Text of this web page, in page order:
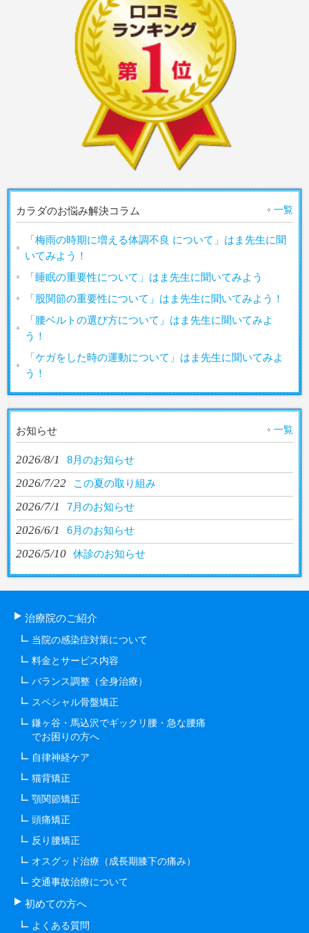
カラダのお悩み解決コラム 一覧
「梅雨の時期に増える体調不良 について」はま先生に聞
いてみよう！
「睡眠の重要性について」はま先生に聞いてみよう
「股関節の重要性について」はま先生に聞いてみよう！
「腰ベルトの選び方について」はま先生に聞いてみよ
う！
「ケガをした時の運動について」はま先生に聞いてみよ
う！
お知らせ 一覧
2026/8/1 8月のお知らせ
2026/7/22 この夏の取り組み
2026/7/1 7月のお知らせ
2026/6/1 6月のお知らせ
2026/5/10 休診のお知らせ
治療院のご紹介
当院の感染症対策について
料金とサービス内容
バランス調整（全身治療）
スペシャル骨盤矯正
鎌ヶ谷・馬込沢でギックリ腰・急な腰痛
でお困りの方へ
自律神経ケア
猫背矯正
顎関節矯正
頭痛矯正
反り腰矯正
オスグッド治療（成長期膝下の痛み）
交通事故治療について
初めての方へ
よくある質問